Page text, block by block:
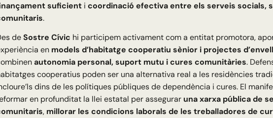
suficienti coordinació efectiva entre els serveis socials,
.
deSostre Cívic hi participem activament com a entitat promotora,
en models d’habitatge cooperatiu sènior i projectes
autonomia personal, suport mutu i cures comunitàries.
cooperatius poden ser una alternativa real a les residències
dins de les polítiques públiques de dependència i cures. El
en profunditat la llei estatal per assegurar una xarxa pública de
, millorar les condicions laborals de les treballadores de